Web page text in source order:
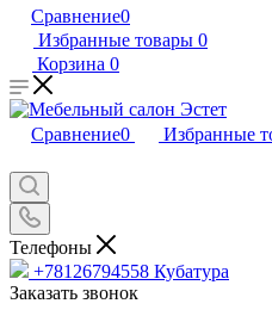
Сравнение0
Избранные товары 0
Корзина 0
Сравнение0 Избранные
Телефоны
+78126794558 Кубатура
Заказать звонок